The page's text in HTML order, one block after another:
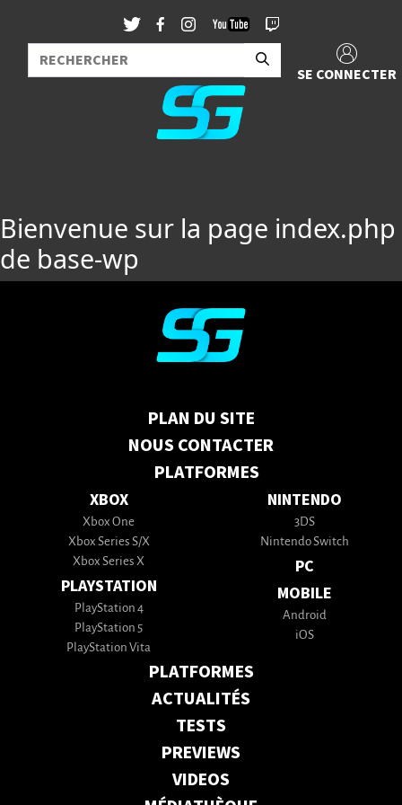
SE CONNECTER
Bienvenue sur la page index.php
de base-wp
PLAN DU SITE
NOUS CONTACTER
PLATFORMES
XBOX
Xbox One
Xbox Series S/X
Xbox Series X
PLAYSTATION
PlayStation 4
PlayStation 5
PlayStation Vita
NINTENDO
3DS
Nintendo Switch
PC
MOBILE
Android
iOS
PLATFORMES
ACTUALITÉS
TESTS
PREVIEWS
VIDEOS